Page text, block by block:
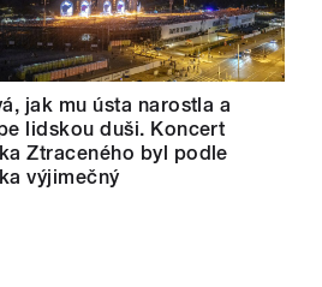
jak mu ústa narostla a
lidskou duši. Koncert
Ztraceného byl podle
výjimečný